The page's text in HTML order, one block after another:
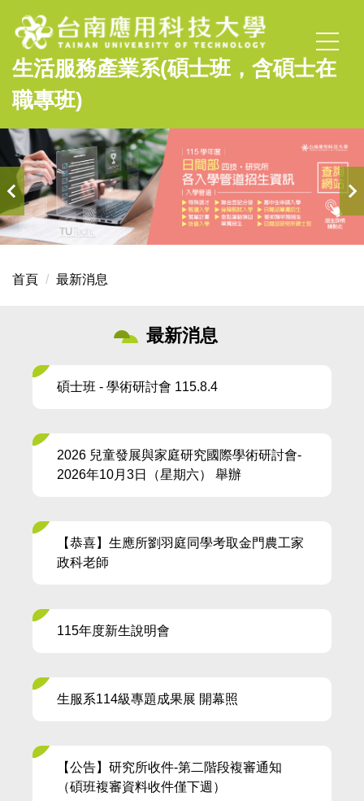
到
要
內
容
區
生活服務產業系(碩士班，含碩士在
職專班)
首頁 最新消息
最新消息
碩士班 - 學術研討會 115.8.4
2026 兒童發展與家庭研究國際學術研討會-
2026年10月3日（星期六） 舉辦
【恭喜】生應所劉羽庭同學考取金門農工家
政科老師
115年度新生說明會
生服系114級專題成果展 開幕照
【公告】研究所收件-第二階段複審通知
（碩班複審資料收件僅下週）